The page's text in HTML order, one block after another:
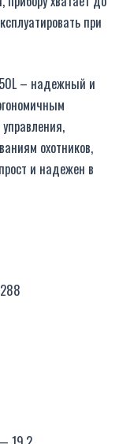
при
– надежный и
охотников,
и надежен в